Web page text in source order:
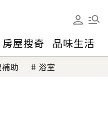
房屋搜奇 品味生活
助 浴室